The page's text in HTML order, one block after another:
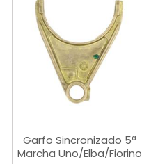
Garfo Sincronizado 5ª
Marcha Uno/Elba/Fiorino